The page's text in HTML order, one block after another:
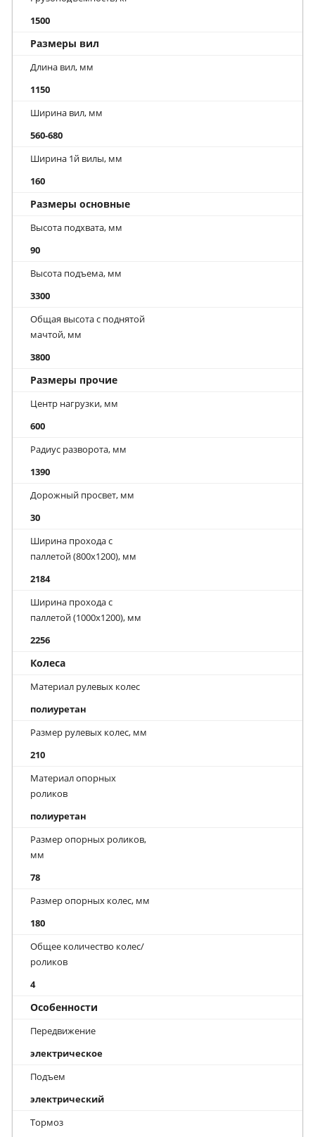
1500
Размеры вил
Длина вил, мм
1150
Ширина вил, мм
560-680
Ширина 1й вилы, мм
160
Размеры основные
Высота подхвата, мм
90
Высота подъема, мм
3300
Общая высота с поднятой
мачтой, мм
3800
Размеры прочие
Центр нагрузки, мм
600
Радиус разворота, мм
1390
Дорожный просвет, мм
30
Ширина прохода с
паллетой (800х1200), мм
2184
Ширина прохода с
паллетой (1000х1200), мм
2256
Колеса
Материал рулевых колес
полиуретан
Размер рулевых колес, мм
210
Материал опорных
роликов
полиуретан
Размер опорных роликов,
мм
78
Размер опорных колес, мм
180
Общее количество колес/
роликов
4
Особенности
Передвижение
электрическое
Подъем
электрический
Тормоз